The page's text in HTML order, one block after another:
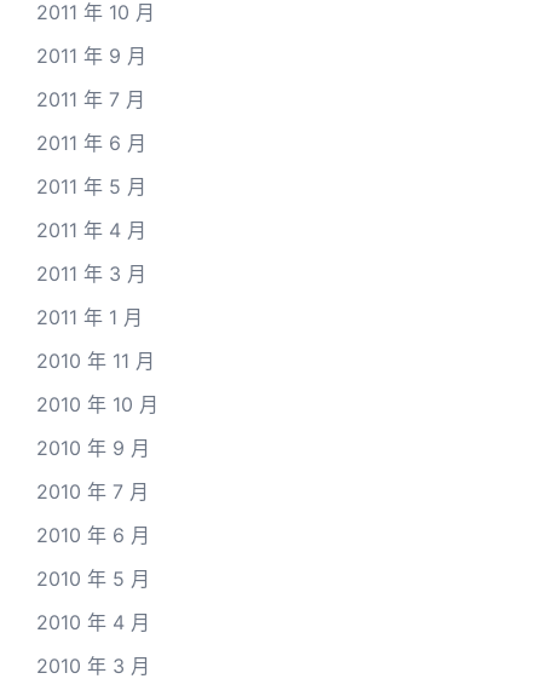
2011 年 10 月
2011 年 9 月
2011 年 7 月
2011 年 6 月
2011 年 5 月
2011 年 4 月
2011 年 3 月
2011 年 1 月
2010 年 11 月
2010 年 10 月
2010 年 9 月
2010 年 7 月
2010 年 6 月
2010 年 5 月
2010 年 4 月
2010 年 3 月